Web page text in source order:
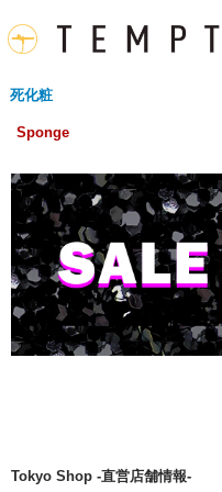
死化粧
Sponge
Tokyo Shop -直営店舗情報-